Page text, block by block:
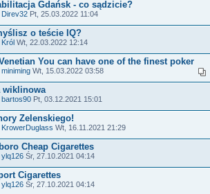
Gdańsk - co sądzicie?
Direv32 Pt, 25.03.2022 11:04
o teście IQ?
Król Wt, 22.03.2022 12:14
You can have one of the finest poker
miniming Wt, 15.03.2022 03:58
wiklinowa
bartos90 Pt, 03.12.2021 15:01
Zelenskiego!
KrowerDuglass Wt, 16.11.2021 21:29
Cheap Cigarettes
ylq126 Śr, 27.10.2021 04:14
Cigarettes
ylq126 Śr, 27.10.2021 04:14